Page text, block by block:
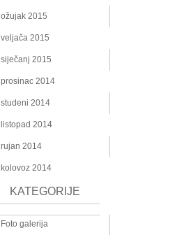
ožujak 2015
veljača 2015
siječanj 2015
prosinac 2014
studeni 2014
listopad 2014
rujan 2014
kolovoz 2014
KATEGORIJE
Foto galerija